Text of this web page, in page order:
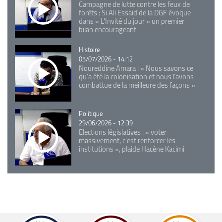
Campagne de lutte contre les feux de
forêts : Si Ali Essaid de la DGF évoque
dans « L'Invité du jour » un premier
bilan encourageant
Catégorie
Histoire
05/07/2026 - 14:12
Noureddine Amara : « Nous savons ce
qu’a été la colonisation et nous l’avons
combattue de la meilleure des façons »
Catégorie
Politique
29/06/2026 - 12:39
Elections législatives : « voter
massivement, c'est renforcer les
institutions », plaide Hacène Kacimi